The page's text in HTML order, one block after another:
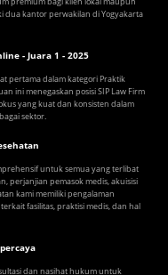
dua kantor perwakilan di Yogyakarta
- Juara 1 - 2025
pertama dalam kategori Praktik
ini menegaskan posisi SIP Law Firm
yang kuat dan konsisten dalam
sektor.
untuk semua yang terlibat
perjanjian pemasok medis, akuisisi
kami memiliki pengalaman
fasilitas, praktisi medis, dan hal
dan nasihat hukum untuk